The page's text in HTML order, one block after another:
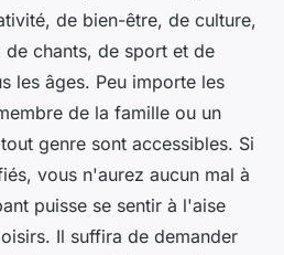
de bien-être, de culture,
chants, de sport et de
les âges. Peu importe les
de la famille ou un
genre sont accessibles. Si
vous n'aurez aucun mal à
puisse se sentir à l'aise
Il suffira de demander